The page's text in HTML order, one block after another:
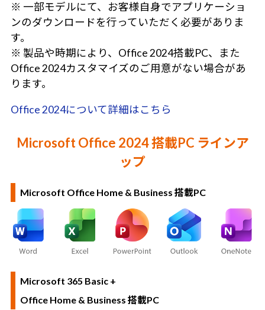
※ 一部モデルにて、お客様自身でアプリケーショ
ンのダウンロードを行っていただく必要がありま
す。
※ 製品や時期により、Office 2024搭載PC、また
Office 2024カスタマイズのご用意がない場合があ
ります。
Office 2024について詳細はこちら
Microsoft Office 2024 搭載PC ラインア
ップ
Microsoft Office Home & Business 搭載PC
Microsoft 365 Basic +
Office Home & Business 搭載PC